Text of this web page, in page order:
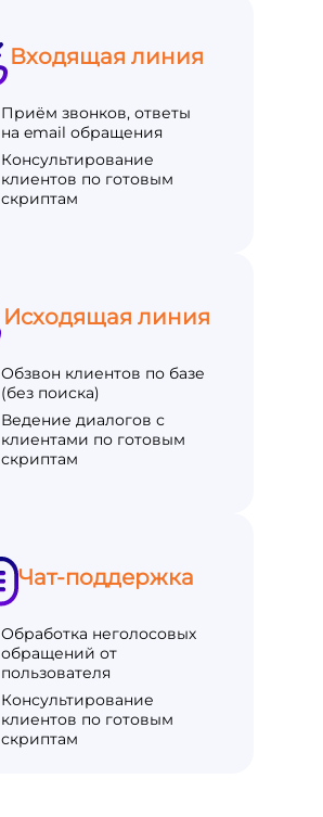
Входящая линия
Приём звонков, ответы
на email обращения
Консультирование
клиентов по готовым
скриптам
Исходящая линия
Обзвон клиентов по базе
(без поиска)
Ведение диалогов с
клиентами по готовым
скриптам
Чат-поддержка
Обработка неголосовых
обращений от
пользователя
Консультирование
клиентов по готовым
скриптам